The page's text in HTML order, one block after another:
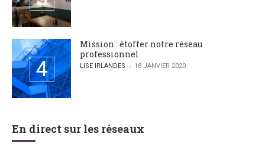
Mission : étoffer notre réseau
professionnel
POSTED BY
LISE IRLANDES 18 JANVIER 2020
En direct sur les réseaux